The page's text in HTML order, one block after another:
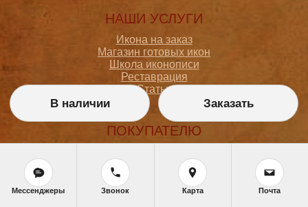
НАШИ УСЛУГИ
Икона на заказ
Магазин готовых икон
Школа иконописи
Реставрация
Статьи
ПОКУПАТЕЛЮ
Как сделать заказ
Доставка и оплата
Политика конфиденциальности
В наличии Заказать
Мессенджеры Звонок Карта Почта